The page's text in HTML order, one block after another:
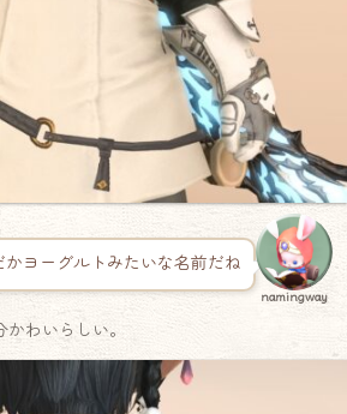
かヨーグルトみたいな名前だね
namingway
わいらしい。